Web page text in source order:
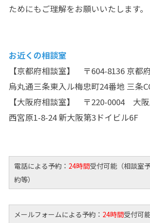
ためにもご理解をお願いいたします。
お近くの相談室
【京都府相談室】 〒604-8136 京都
烏丸通三条東入ル梅忠町24番地 三条
【大阪府相談室】 〒220-0004 大阪
西宮原1-8-24 新大阪第3ドイビル6F
電話による予約： 24時間受付可能（相談室
約等）
メールフォームによる予約： 24時間受付可